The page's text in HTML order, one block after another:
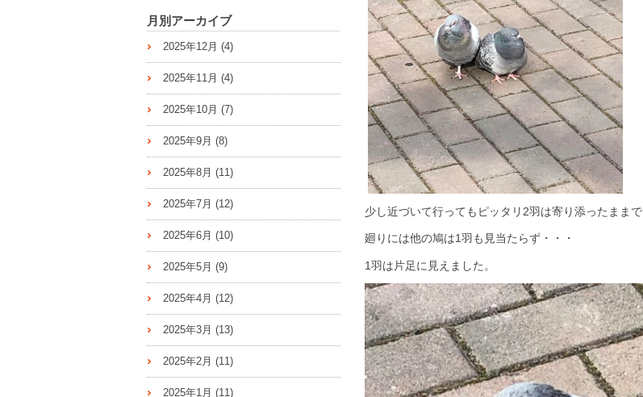
少し近づいて行ってもピッタリ2羽は寄り添ったままで
廻りには他の鳩は1羽も見当たらず・・・
1羽は片足に見えました。
月別アーカイブ
2025年12月 (4)
2025年11月 (4)
2025年10月 (7)
2025年9月 (8)
2025年8月 (11)
2025年7月 (12)
2025年6月 (10)
2025年5月 (9)
2025年4月 (12)
2025年3月 (13)
2025年2月 (11)
2025年1月 (11)